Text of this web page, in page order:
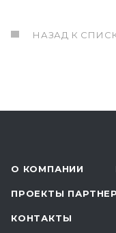
НАЗАД К
О КОМПАНИИ
ПРОЕКТЫ
КОНТАКТЫ